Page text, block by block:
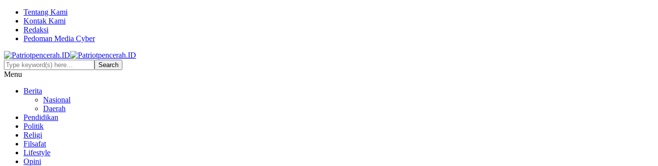
Tentang Kami
Kontak Kami
Redaksi
Pedoman Media Cyber
Menu
Berita
Nasional
Daerah
Pendidikan
Politik
Religi
Filsafat
Lifestyle
Opini